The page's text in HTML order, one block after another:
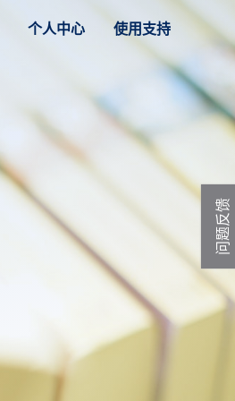
个人中心 使用支持
问题反馈